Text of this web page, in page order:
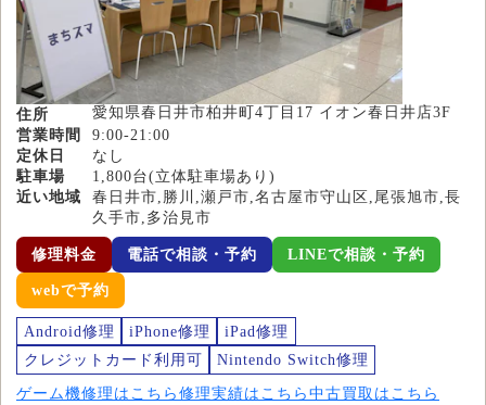
住所
愛知県春日井市柏井町4丁目17 イオン春日井店3F
営業時間
9:00-21:00
定休日
なし
駐車場
1,800台(立体駐車場あり)
近い地域
春日井市,勝川,瀬戸市,名古屋市守山区,尾張旭市,長
久手市,多治見市
修理料金 電話で相談・予約 LINEで相談・予約
webで予約
Android修理 iPhone修理
iPad修理
クレジットカード利用可
Nintendo Switch修理
ゲーム機修理はこちら 修理実績はこちら 中古買取はこちら